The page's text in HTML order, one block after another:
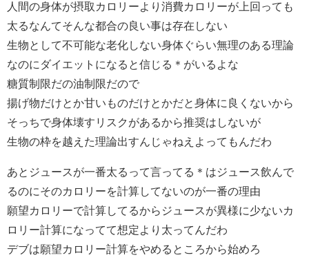
人間の身体が摂取カロリーより消費カロリーが上回っても
太るなんてそんな都合の良い事は存在しない
生物として不可能な老化しない身体ぐらい無理のある理論
なのにダイエットになると信じる＊がいるよな
糖質制限だの油制限だので
揚げ物だけとか甘いものだけとかだと身体に良くないから
そっちで身体壊すリスクがあるから推奨はしないが
生物の枠を越えた理論出すんじゃねえよってもんだわ
あとジュースが一番太るって言ってる＊はジュース飲んで
るのにそのカロリーを計算してないのが一番の理由
願望カロリーで計算してるからジュースが異様に少ないカ
ロリー計算になってて想定より太ってんだわ
デブは願望カロリー計算をやめるところから始めろ